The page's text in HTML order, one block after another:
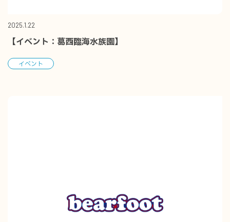
2025.1.22
【イベント：葛西臨海水族園】
イベント